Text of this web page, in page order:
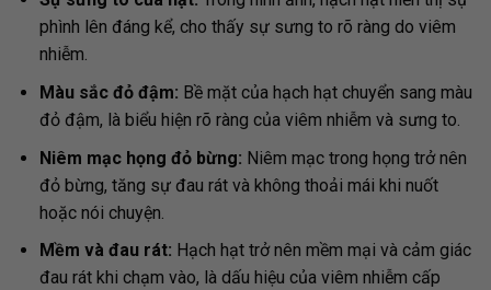
phình lên đáng kể, cho thấy sự sưng to rõ ràng do viêm
nhiễm.
Màu sắc đỏ đậm: Bề mặt của hạch hạt chuyển sang màu
đỏ đậm, là biểu hiện rõ ràng của viêm nhiễm và sưng to.
Niêm mạc họng đỏ bừng: Niêm mạc trong họng trở nên
đỏ bừng, tăng sự đau rát và không thoải mái khi nuốt
hoặc nói chuyện.
Mềm và đau rát: Hạch hạt trở nên mềm mại và cảm giác
đau rát khi chạm vào, là dấu hiệu của viêm nhiễm cấp